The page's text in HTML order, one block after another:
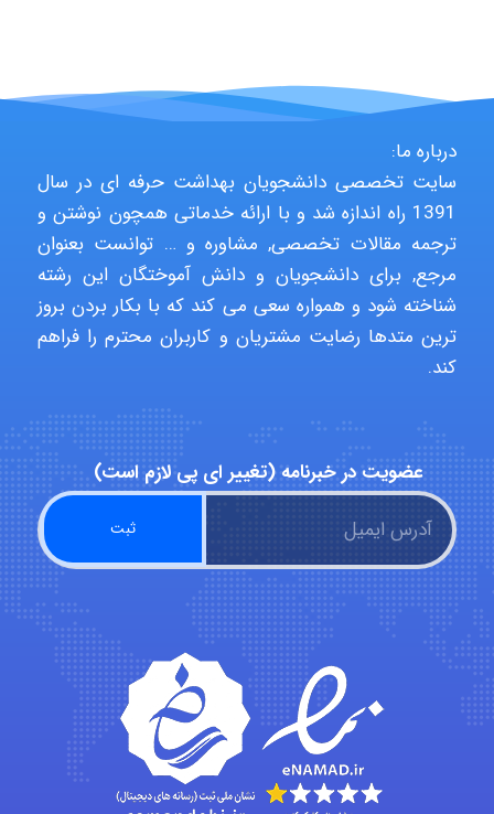
ehtesham
Iman Hosseini
Chehri
roya_boostani
amir
Fateme896
درباره ما:
سایت تخصصی دانشجویان بهداشت حرفه ای در سال
1391 راه اندازه شد و با ارائه خدماتی همچون نوشتن و
ترجمه مقالات تخصصی, مشاوره و … توانست بعنوان
مرجع, برای دانشجویان و دانش آموختگان این رشته
شناخته شود و همواره سعی می کند که با بکار بردن بروز
ترین متدها رضایت مشتریان و کاربران محترم را فراهم
کند.
عضویت در خبرنامه (تغییر ای پی لازم است)